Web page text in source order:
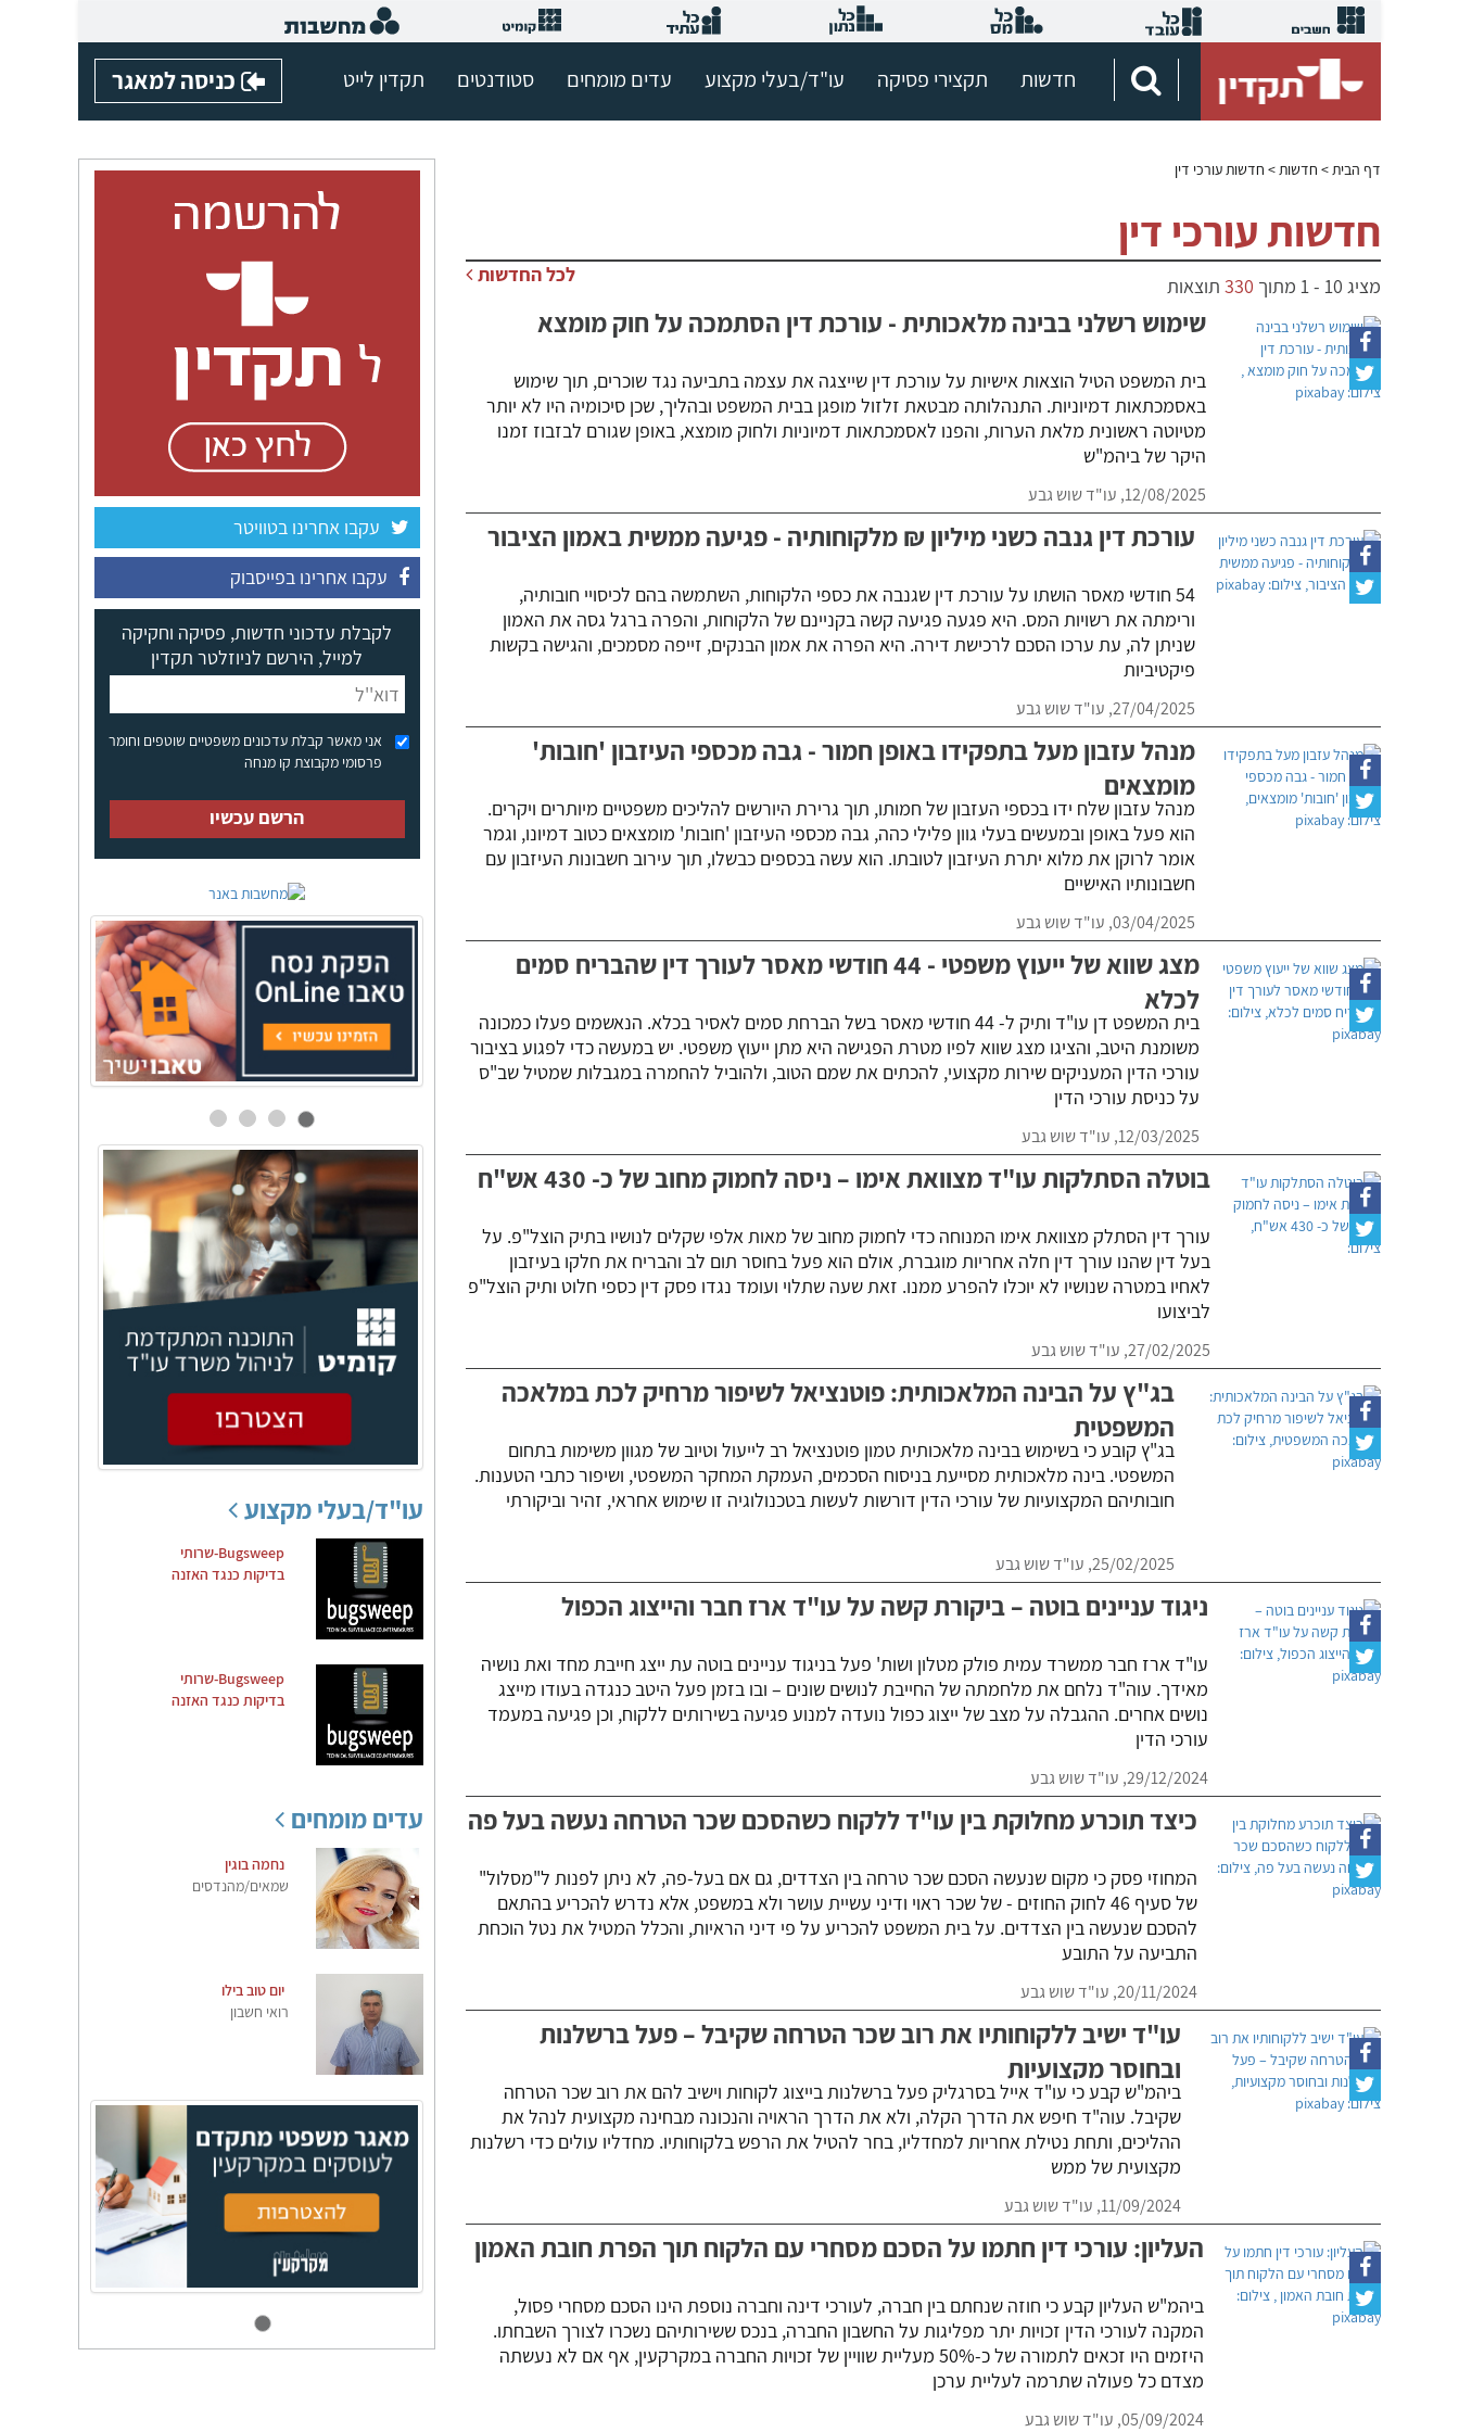
חדשות תקצירי פסיקה עו"ד/בעלי מקצוע עדים מומחים סטודנטים תקדין לייט כניסה למאגר
דף הבית> חדשות > חדשות עורכי דין
חדשות עורכי דין
לכל החדשות מציג 10
-
1 מתוך 330 תוצאות
שימוש רשלני בבינה מלאכותית - עורכת דין הסתמכה על חוק מומצא
בית המשפט הטיל הוצאות אישיות על עורכת דין שייצגה את עצמה בתביעה נגד שוכרים, תוך שימוש
באסמכתאות דמיוניות. התנהלותה מבטאת זלזול מופגן בבית המשפט ובהליך, שכן סיכומיה היו לא יותר
מטיוטה ראשונית מלאת הערות, והפנו לאסמכתאות דמיוניות ולחוק מומצא, באופן שגורם לבזבוז זמנו
היקר של ביהמ"ש
12/08/2025, עו"ד שוש גבע
עורכת דין גנבה כשני מיליון ₪ מלקוחותיה - פגיעה ממשית באמון הציבור
54 חודשי מאסר הושתו על עורכת דין שגנבה את כספי הלקוחות, השתמשה בהם לכיסויי חובותיה,
ורימתה את רשויות המס. היא פגעה פגיעה קשה בקניינם של הלקוחות, והפרה ברגל גסה את האמון
שניתן לה, עת ערכו הסכם לרכישת דירה. היא הפרה את אמון הבנקים, זייפה מסמכים, והגישה בקשות
פיקטיביות
27/04/2025, עו"ד שוש גבע
מנהל עזבון מעל בתפקידו באופן חמור - גבה מכספי העיזבון 'חובות'
מומצאים
מנהל עזבון שלח ידו בכספי העזבון של חמותו, תוך גרירת היורשים להליכים משפטיים מיותרים ויקרים.
הוא פעל באופן ובמעשים בעלי גוון פלילי כהה, גבה מכספי העיזבון 'חובות' מומצאים כטוב דמיונו, וגמר
אומר לרוקן את מלוא יתרת העיזבון לטובתו. הוא עשה בכספים כבשלו, תוך עירוב חשבונות העיזבון עם
חשבונותיו האישיים
03/04/2025, עו"ד שוש גבע
מצג שווא של ייעוץ משפטי - 44 חודשי מאסר לעורך דין שהבריח סמים
לכלא
בית המשפט דן עו"ד ותיק ל- 44 חודשי מאסר בשל הברחת סמים לאסיר בכלא. הנאשמים פעלו כמכונה
משומנת היטב, והציגו מצג שווא לפיו מטרת הפגישה היא מתן ייעוץ משפטי. יש במעשה כדי לפגוע בציבור
עורכי הדין המעניקים שירות מקצועי, להכתים את שמם הטוב, ולהוביל להחמרה במגבלות שמטיל שב"ס
על כניסת עורכי הדין
12/03/2025, עו"ד שוש גבע
בוטלה הסתלקות עו"ד מצוואת אימו – ניסה לחמוק מחוב של כ- 430 אש"ח
עורך דין הסתלק מצוואת אימו המנוחה כדי לחמוק מחוב של מאות אלפי שקלים לנושיו בתיק הוצל"פ. על
בעל דין שהנו עורך דין חלה אחריות מוגברת, אולם הוא פעל בחוסר תום לב והבריח את חלקו בעיזבון
לאחיו במטרה שנושיו לא יוכלו להפרע ממנו. זאת שעה שתלוי ועומד נגדו פסק דין כספי חלוט ותיק הוצל"פ
לביצועו
27/02/2025, עו"ד שוש גבע
בג"ץ על הבינה המלאכותית: פוטנציאל לשיפור מרחיק לכת במלאכה
המשפטית
בג"ץ קובע כי בשימוש בבינה מלאכותית טמון פוטנציאל רב לייעול וטיוב של מגוון משימות בתחום
המשפטי. בינה מלאכותית מסייעת בניסוח הסכמים, העמקת המחקר המשפטי, ושיפור כתבי הטענות.
חובותיהם המקצועיות של עורכי הדין דורשות לעשות בטכנולוגיה זו שימוש אחראי, זהיר וביקורתי
25/02/2025, עו"ד שוש גבע
ניגוד עניינים בוטה – ביקורת קשה על עו"ד ארז חבר והייצוג הכפול
עו"ד ארז חבר ממשרד עמית פולק מטלון ושות' פעל בניגוד עניינים בוטה עת ייצג חייבת מחד ואת נושיה
מאידך. עוה"ד נלחם את מלחמתה של החייבת לנושים שונים – ובו בזמן פעל היטב כנגדה בעודו מייצג
נושים אחרים. ההגבלה על מצב של ייצוג כפול נועדה למנוע פגיעה בשירותים ללקוח, וכן פגיעה במעמד
עורכי הדין
29/12/2024, עו"ד שוש גבע
כיצד תוכרע מחלוקת בין עו"ד ללקוח כשהסכם שכר הטרחה נעשה בעל פה
המחוזי פסק כי מקום שנעשה הסכם שכר טרחה בין הצדדים, גם אם בעל-פה, לא ניתן לפנות ל"מסלול"
של סעיף 46 לחוק החוזים - של שכר ראוי ודיני עשיית עושר ולא במשפט, אלא נדרש להכריע בהתאם
להסכם שנעשה בין הצדדים. על בית המשפט להכריע על פי דיני הראיות, והכלל המטיל את נטל הוכחת
התביעה על התובע
20/11/2024, עו"ד שוש גבע
עו"ד ישיב ללקוחותיו את רוב שכר הטרחה שקיבל – פעל ברשלנות
ובחוסר מקצועיות
ביהמ"ש קבע כי עו"ד אייל בסרגליק פעל ברשלנות בייצוג לקוחות וישיב להם את רוב שכר הטרחה
שקיבל. עוה"ד חיפש את הדרך הקלה, ולא את הדרך הראויה והנכונה מבחינה מקצועית לנהל את
ההליכים, ותחת נטילת אחריות למחדליו, בחר להטיל את הרפש בלקוחותיו. מחדליו עולים כדי רשלנות
מקצועית של ממש
11/09/2024, עו"ד שוש גבע
העליון: עורכי דין חתמו על הסכם מסחרי עם הלקוח תוך הפרת חובת האמון
ביהמ"ש העליון קבע כי חוזה שנחתם בין חברה, לעורכי דינה וחברה נוספת הינו הסכם מסחרי פסול,
המקנה לעורכי הדין זכויות יתר מפליגות על החשבון החברה, בנכס ששירותיהם נשכרו לצורך השבחתו.
היזמים היו זכאים לתמורה של כ-50% מעליית שוויין של זכויות החברה במקרקעין, אף אם לא נעשתה
מצדם כל פעולה שתרמה לעליית ערכן
05/09/2024, עו"ד שוש גבע
עקבו אחרינו בטוויטר
עקבו אחרינו בפייסבוק
לקבלת עדכוני חדשות, פסיקה וחקיקה
למייל, הירשם לניוזלטר תקדין
אני מאשר קבלת עדכונים משפטיים שוטפים וחומר
פרסומי מקבוצת קו מנחה
הרשם עכשיו
עו"ד/בעלי מקצוע
Bugsweep-שרותי
בדיקות כנגד האזנה
Bugsweep-שרותי
בדיקות כנגד האזנה
עדים מומחים
נחמה בוגין
שמאים/מהנדסים
יום טוב בילו
רואי חשבון